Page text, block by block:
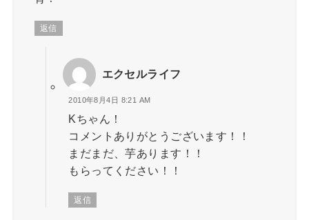
返信
エクセルライフ
2010年8月4日 8:21 AM
Kちゃん！
コメントありがとうございます！！
まだまだ、芋あります！！
もらってください！！
返信